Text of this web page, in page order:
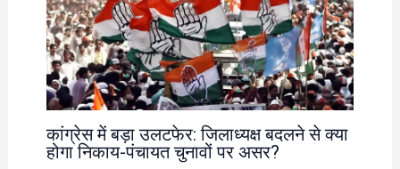
कांग्रेस में बड़ा उलटफेर: जिलाध्यक्ष बदलने से क्या
होगा निकाय-पंचायत चुनावों पर असर?